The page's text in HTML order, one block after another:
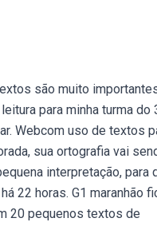
são muito
para minha turma do
Webcom uso de textos
sua ortografia vai
interpretação, para
22 horas. G1 maranhão
20 pequenos textos de